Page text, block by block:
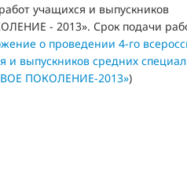
учащихся и выпускников
- 2013». Срок подачи
о проведении 4-го
и выпускников средних
ПОКОЛЕНИЕ-2013»)